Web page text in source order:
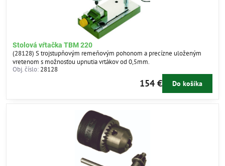
Stolová vŕtačka TBM 220
(28128) S trojstupňovým remeňovým pohonom a precízne uloženým
vretenom s možnosťou upnutia vrtákov od 0,5mm.
Obj. číslo: 28128
154 € Do košíka